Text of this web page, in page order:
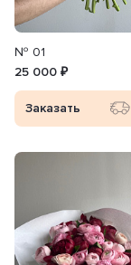
№ 01
25 000 ₽
Заказать